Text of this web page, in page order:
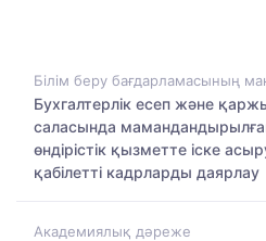
Білім беру бағдарламасының
Бухгалтерлік есеп және
саласында
өндірістік қызметте іске
қабілетті кадрларды даярлау
Академиялық дәреже